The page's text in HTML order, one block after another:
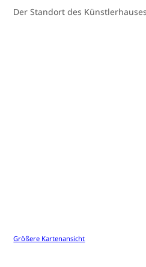
Der Standort des
Größere Kartenansicht